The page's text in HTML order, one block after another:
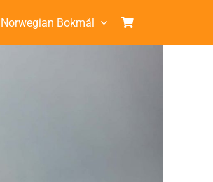
Norwegian Bokmål